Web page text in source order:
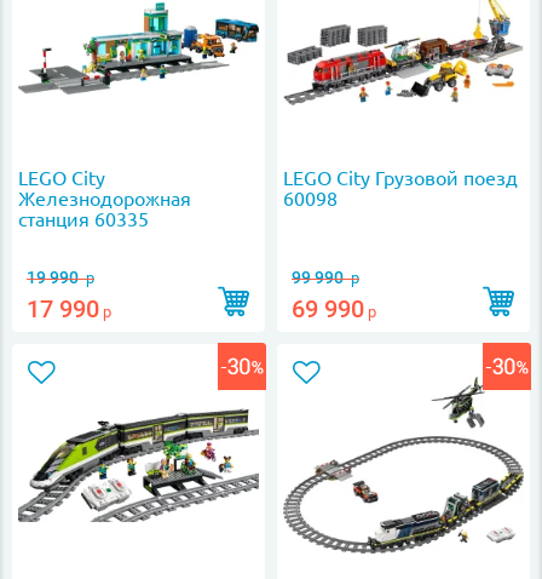
LEGO City
Железнодорожная
станция 60335
19 990р
17 990 р
LEGO City Грузовой поезд
60098
99 990р
69 990 р